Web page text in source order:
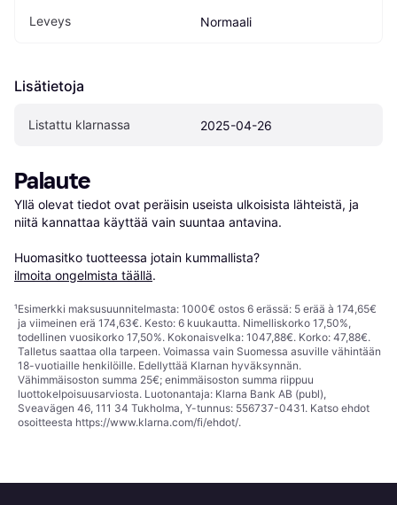
Leveys Normaali
Lisätietoja
Listattu klarnassa 2025-04-26
Palaute
Yllä olevat tiedot ovat peräisin useista ulkoisista lähteistä, ja
niitä kannattaa käyttää vain suuntaa antavina.
Huomasitko tuotteessa jotain kummallista?
ilmoita ongelmista täällä.
¹Esimerkki maksusuunnitelmasta: 1000€ ostos 6 erässä: 5 erää à 174,65€
ja viimeinen erä 174,63€. Kesto: 6 kuukautta. Nimelliskorko 17,50%,
todellinen vuosikorko 17,50%. Kokonaisvelka: 1047,88€. Korko: 47,88€.
Talletus saattaa olla tarpeen. Voimassa vain Suomessa asuville vähintään
18-vuotiaille henkilöille. Edellyttää Klarnan hyväksynnän.
Vähimmäisoston summa 25€; enimmäisoston summa riippuu
luottokelpoisuusarviosta. Luotonantaja: Klarna Bank AB (publ),
Sveavägen 46, 111 34 Tukholma, Y-tunnus: 556737-0431. Katso ehdot
osoitteesta https://www.klarna.com/fi/ehdot/.